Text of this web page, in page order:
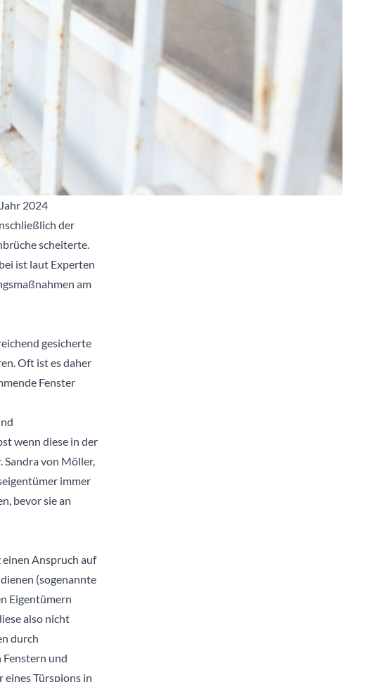
2024
der
scheiterte.
ist laut Experten
am
gesicherte
Oft ist es daher
Fenster
wenn diese in der
Sandra von Möller,
immer
bevor sie an
Anspruch auf
(sogenannte
Eigentümern
also nicht
durch
Fenstern und
Türspions in